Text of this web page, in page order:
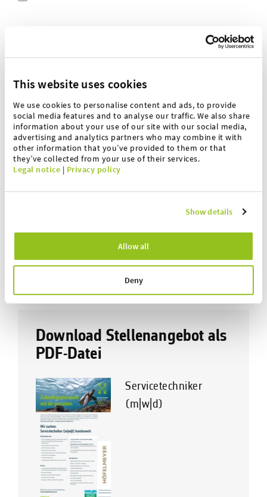
This website uses cookies
We use cookies to personalise content and ads, to provide
social media features and to analyse our traffic. We also share
information about your use of our site with our social media,
advertising and analytics partners who may combine it with
other information that you’ve provided to them or that
they’ve collected from your use of their services.
Legal notice | Privacy policy
Show details
Allow all
Deny
stimme zu, dass meine Angaben und Daten zur
Beantwortung meiner Anfrage elektronisch erhoben und
gespeichert werden. Hinweis: Sie können Ihre
Einwilligung jederzeit für die Zukunft per E-Mail an
waagen@hoefelmeyer.de widerrufen.
Ich stimme der Verarbeitung meiner Daten zu.
Bewerbung abschicken
Oder
… rufe mich, Carmen Gahl, einfach für den
Erstkontakt an! Telefon:+49 5401 4977 11
Download Stellenangebot als
PDF-Datei
Servicetechniker
(m|w|d)